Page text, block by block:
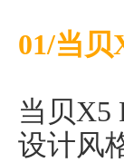
01/当贝
当贝X5
设计风